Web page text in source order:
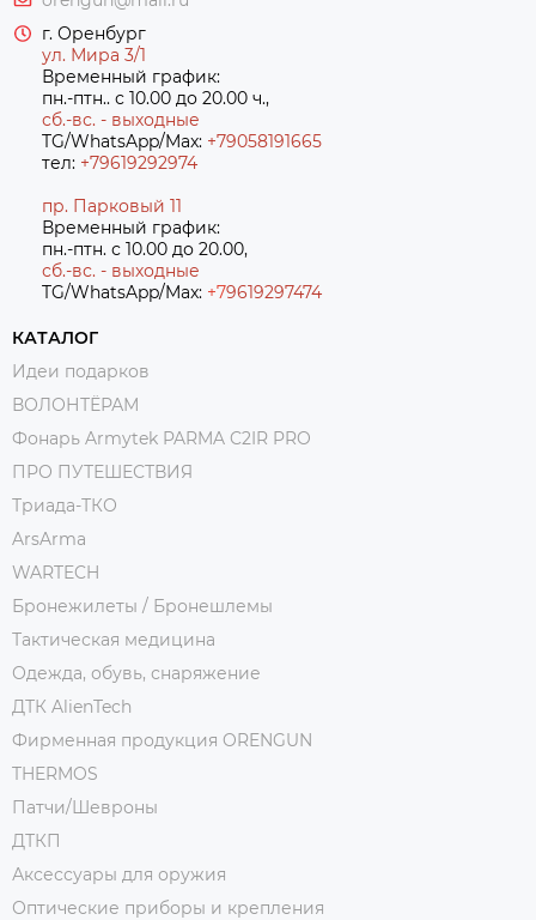
г. Оренбург
ул. Мира 3/1
Временный график:
пн.-птн.. с 10.00 до 20.00 ч.,
сб.-вс. - выходные
TG/WhatsApp/Max: +79058191665
тел: +79619292974
пр. Парковый 11
Временный график:
пн.-птн. с 10.00 до 20.00,
сб.-вс. - выходные
TG/WhatsApp/Max: +79619297474
КАТАЛОГ
Идеи подарков
ВОЛОНТЁРАМ
Фонарь Armytek PARMA C2IR PRO
ПРО ПУТЕШЕСТВИЯ
Триада-ТКО
ArsArma
WARTECH
Бронежилеты / Бронешлемы
Тактическая медицина
Одежда, обувь, снаряжение
ДТК AlienTech
Фирменная продукция ORENGUN
THERMOS
Патчи/Шевроны
ДТКП
Аксессуары для оружия
Оптические приборы и крепления